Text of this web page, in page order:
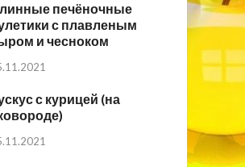
печёночные
с плавленым
и чесноком
с курицей (на